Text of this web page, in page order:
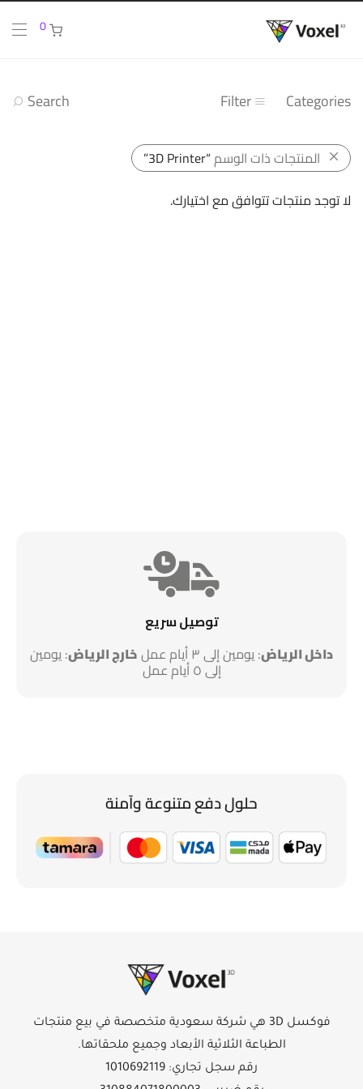
0
Categories
Filter
Search
المنتجات ذات الوسم“3D Printer”
لا توجد منتجات تتوافق مع اختيارك.
توصيل سريع
داخل الرياض: يومين إلى ٣ أيام عمل خارج الرياض: يومين
إلى ٥ أيام عمل
حلول دفع متنوعة وآمنة
فوكسل 3D هي شركة سعودية متخصصة في بيع منتجات
الطباعة الثلاثية الأبعاد وجميع ملحقاتها.
رقم سجل تجاري: 1010692119